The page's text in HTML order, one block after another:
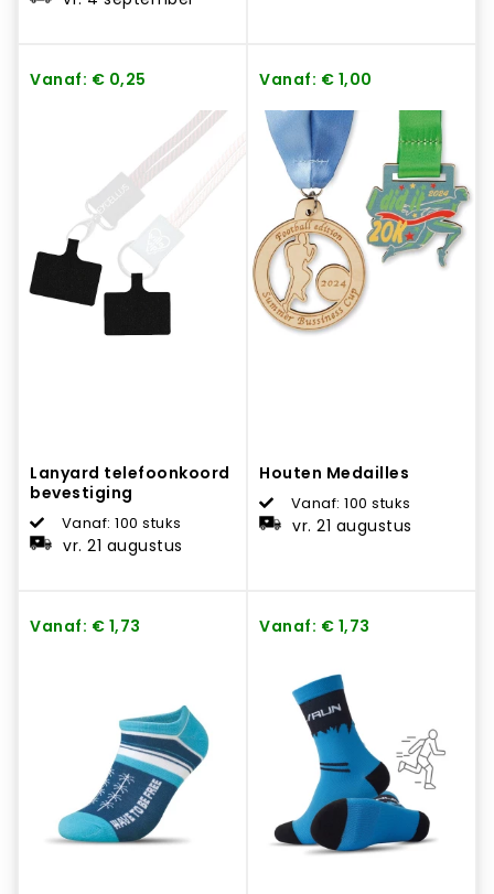
Vanaf: € 0,25
Lanyard telefoonkoord
bevestiging
Vanaf: 100 stuks
vr. 21 augustus
Vanaf: € 1,00
Houten Medailles
Vanaf: 100 stuks
vr. 21 augustus
Vanaf: € 1,73 Vanaf: € 1,73